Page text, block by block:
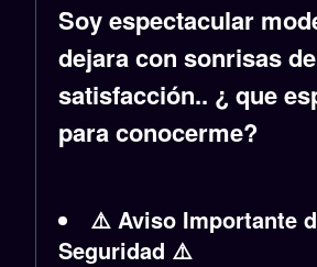
Soy espectacular
dejara con sonrisas de
satisfacción.. ¿ que
para conocerme?
⚠️ Aviso Importante
Seguridad ⚠️